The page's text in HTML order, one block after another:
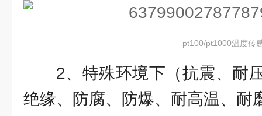
pt100/pt1000温度传
2、特殊环境下（抗震、耐
绝缘、防腐、防爆、耐高温、耐